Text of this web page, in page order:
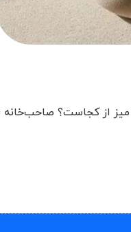
از کجاست؟ صاحب‌خانه